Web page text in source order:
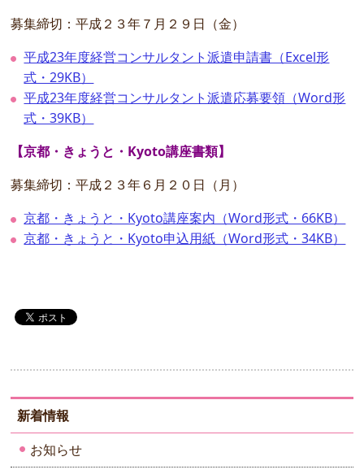
募集締切：平成２３年７月２９日（金）
平成23年度経営コンサルタント派遣申請書（Excel形
式・29KB）
平成23年度経営コンサルタント派遣応募要領（Word形
式・39KB）
【京都・きょうと・Kyoto講座書類】
募集締切：平成２３年６月２０日（月）
京都・きょうと・Kyoto講座案内（Word形式・66KB）
京都・きょうと・Kyoto申込用紙（Word形式・34KB）
新着情報
お知らせ